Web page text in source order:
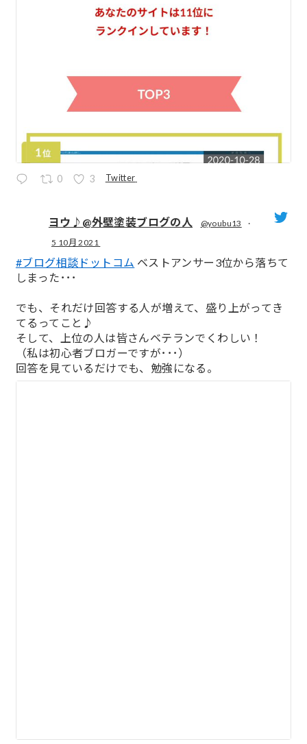
0 3 Twitter
ヨウ♪@外壁塗装ブログの人 @youbu13
·
5 10月 2021
#ブログ相談ドットコム ベストアンサー3位から落ちて
しまった･･･
でも、それだけ回答する人が増えて、盛り上がってき
てるってこと♪
そして、上位の人は皆さんベテランでくわしい！
（私は初心者ブロガーですが･･･）
回答を見ているだけでも、勉強になる。